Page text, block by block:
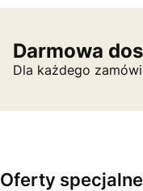
Darmowa
Dla każdego
Oferty specjalne